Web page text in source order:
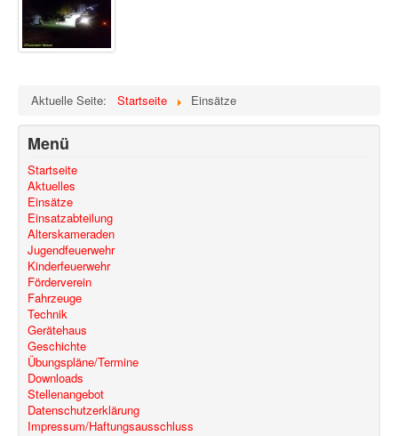
Aktuelle Seite: Startseite Einsätze
Menü
Startseite
Aktuelles
Einsätze
Einsatzabteilung
Alterskameraden
Jugendfeuerwehr
Kinderfeuerwehr
Förderverein
Fahrzeuge
Technik
Gerätehaus
Geschichte
Übungspläne/Termine
Downloads
Stellenangebot
Datenschutzerklärung
Impressum/Haftungsausschluss